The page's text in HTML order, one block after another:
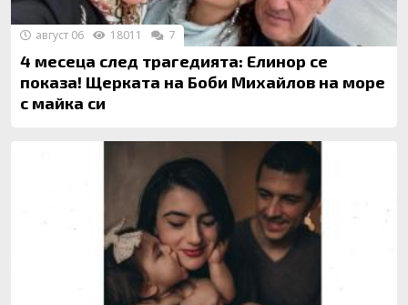
4 месеца след трагедията: Елинор се
показа! Щерката на Боби Михайлов на море
с майка си
август 06 18011 7